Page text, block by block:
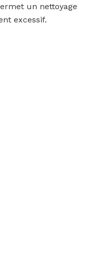
un nettoyage
excessif.